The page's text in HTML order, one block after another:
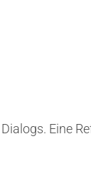
Eine